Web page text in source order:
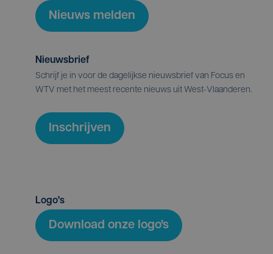
Nieuws melden
Nieuwsbrief
Schrijf je in voor de dagelijkse nieuwsbrief van Focus en
WTV met het meest recente nieuws uit West-Vlaanderen.
Inschrijven
Logo's
Download onze logo's